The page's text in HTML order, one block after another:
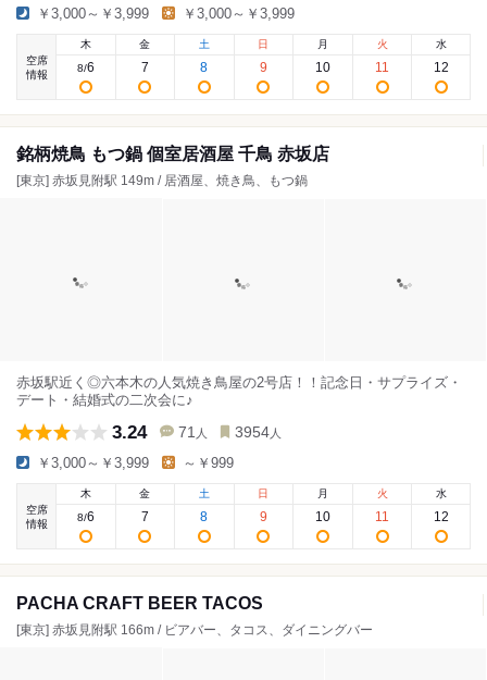
￥3,000～￥3,999 ￥3,000～￥3,999
空席
情報
木
8/6
金
7
土
8
日
9
月
10
火
11
水
12
銘柄焼鳥 もつ鍋 個室居酒屋 千鳥 赤坂店
[東京] 赤坂見附駅 149m / 居酒屋、焼き鳥、もつ鍋
赤坂駅近く◎六本木の人気焼き鳥屋の2号店！！記念日・サプライズ・
デート・結婚式の二次会に♪
3.24 71 人 3954 人
￥3,000～￥3,999 ～￥999
空席
情報
木
8/6
金
7
土
8
日
9
月
10
火
11
水
12
PACHA CRAFT BEER TACOS
[東京] 赤坂見附駅 166m / ビアバー、タコス、ダイニングバー